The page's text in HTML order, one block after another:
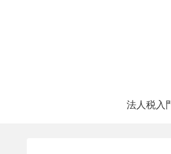
法人税入